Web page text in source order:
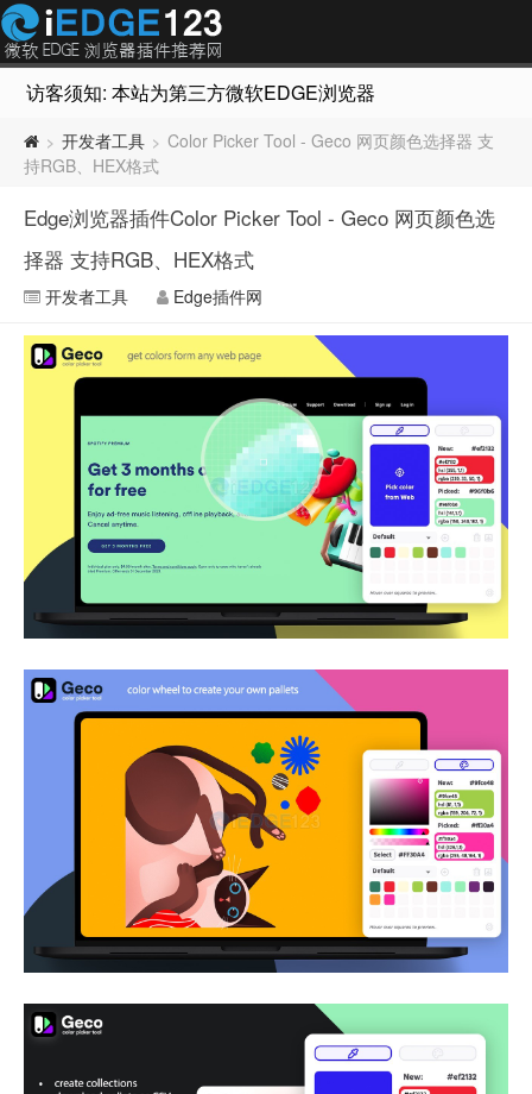
访客须知: 本站为第三方微软EDGE浏览器插件推荐网站，
> 开发者工具 > Color Picker Tool - Geco 网页颜色选择器 支
持RGB、HEX格式
Edge浏览器插件Color Picker Tool - Geco 网页颜色选
择器 支持RGB、HEX格式
开发者工具 Edge插件网